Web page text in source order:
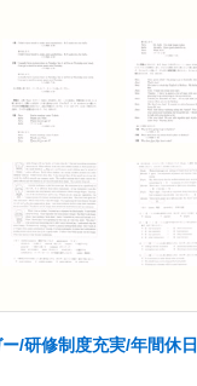
/研修制度充実/年間休日